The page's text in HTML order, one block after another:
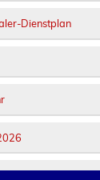
Dienstplan